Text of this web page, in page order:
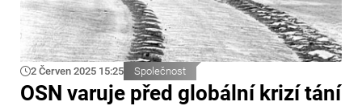
2 Červen 2025 15:25 Společnost
OSN varuje před globální krizí tání